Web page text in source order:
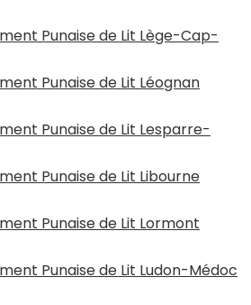
Punaise de Lit Lège-Cap-
Punaise de Lit Léognan
Punaise de Lit Lesparre-
Punaise de Lit Libourne
Punaise de Lit Lormont
Punaise de Lit Ludon-Médoc